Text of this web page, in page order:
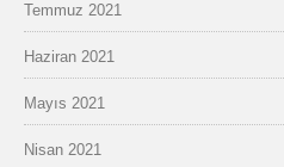
Temmuz 2021
Haziran 2021
Mayıs 2021
Nisan 2021